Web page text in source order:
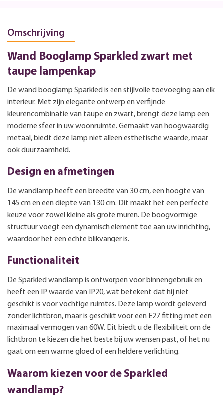
Omschrijving
Wand Booglamp Sparkled zwart met
taupe lampenkap
De wand booglamp Sparkled is een stijlvolle toevoeging aan elk
interieur. Met zijn elegante ontwerp en verfijnde
kleurencombinatie van taupe en zwart, brengt deze lamp een
moderne sfeer in uw woonruimte. Gemaakt van hoogwaardig
metaal, biedt deze lamp niet alleen esthetische waarde, maar
ook duurzaamheid.
Design en afmetingen
De wandlamp heeft een breedte van 30 cm, een hoogte van
145 cm en een diepte van 130 cm. Dit maakt het een perfecte
keuze voor zowel kleine als grote muren. De boogvormige
structuur voegt een dynamisch element toe aan uw inrichting,
waardoor het een echte blikvanger is.
Functionaliteit
De Sparkled wandlamp is ontworpen voor binnengebruik en
heeft een IP waarde van IP20, wat betekent dat hij niet
geschikt is voor vochtige ruimtes. Deze lamp wordt geleverd
zonder lichtbron, maar is geschikt voor een E27 fitting met een
maximaal vermogen van 60W. Dit biedt u de flexibiliteit om de
lichtbron te kiezen die het beste bij uw wensen past, of het nu
gaat om een warme gloed of een heldere verlichting.
Waarom kiezen voor de Sparkled
wandlamp?